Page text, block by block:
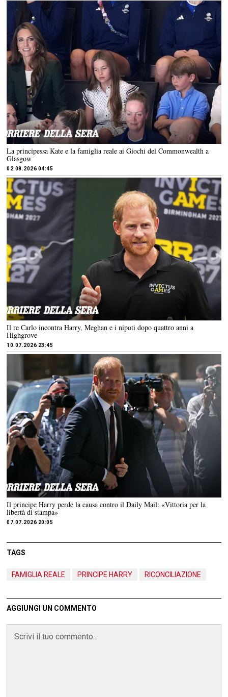
La principessa Kate e la famiglia reale ai Giochi del Commonwealth a
Glasgow
02.08.2026 04:45
Il re Carlo incontra Harry, Meghan e i nipoti dopo quattro anni a
Highgrove
10.07.2026 23:45
Il principe Harry perde la causa contro il Daily Mail: «Vittoria per la
libertà di stampa»
07.07.2026 20:05
TAGS
FAMIGLIA REALE PRINCIPE HARRY RICONCILIAZIONE
AGGIUNGI UN COMMENTO